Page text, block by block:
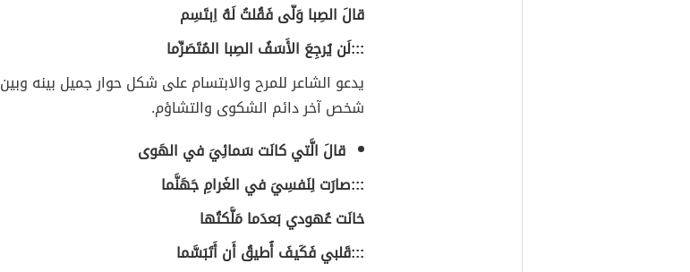
قالَ الصِبا وَلّى فَقُلتُ لَهُ اِبتَسِم
:::لَن يُرجِعَ الأَسَفُ الصِبا المُتَصَرِّما
يدعو الشاعر للمرح والابتسام على شكل حوار جميل بينه وبين
شخص آخر دائم الشكوى والتشاؤم.
قالَ الَّتي كانَت سَمائِيَ في الهَوى
:::صارَت لِنَفسِيَ في الغَرامِ جَهَنَّما
خانَت عُهودي بَعدَما مَلَّكتُها
:::قَلبي فَكَيفَ أُطيقُ أَن أَتَبَسَّما